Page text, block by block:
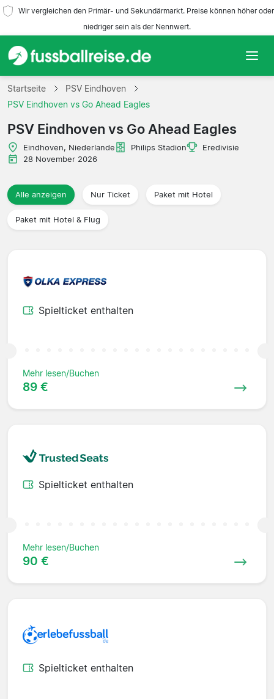
Wir vergleichen den Primär- und Sekundärmarkt. Preise können höher oder
niedriger sein als der Nennwert.
Startseite
Ligen
Startseite
PSV Eindhoven
PSV Eindhoven vs Go Ahead Eagles
PSV Eindhoven vs Go Ahead Eagles
Eindhoven, Niederlande Philips Stadion
Eredivisie
28 November 2026
Alle anzeigen Nur Ticket Paket mit Hotel
Paket mit Hotel & Flug
Spielticket enthalten
Mehr lesen/Buchen
89 €
Spielticket enthalten
Mehr lesen/Buchen
90 €
Spielticket enthalten